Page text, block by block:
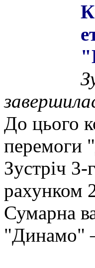
До цього
перемоги
Зустріч 3-
рахунком
Сумарна
"Динамо"